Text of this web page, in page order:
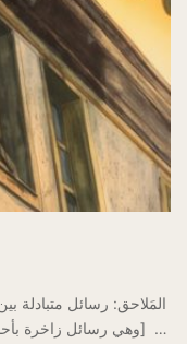
وهي رسائل زاخرة بأحاديث إيمانية ومشاعر صادقة وإرشادات حكيمة] …